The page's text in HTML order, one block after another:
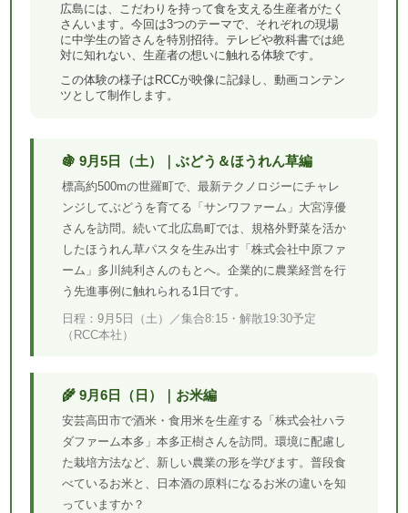
広島には、こだわりを持って食を支える生産者がたく
さんいます。今回は3つのテーマで、それぞれの現場
に中学生の皆さんを特別招待。テレビや教科書では絶
対に知れない、生産者の想いに触れる体験です。
この体験の様子はRCCが映像に記録し、動画コンテン
ツとして制作します。
🍇 9月5日（土）｜ぶどう＆ほうれん草編
標高約500mの世羅町で、最新テクノロジーにチャレ
ンジしてぶどうを育てる「サンワファーム」大宮淳優
さんを訪問。続いて北広島町では、規格外野菜を活か
したほうれん草パスタを生み出す「株式会社中原ファ
ーム」多川純利さんのもとへ。企業的に農業経営を行
う先進事例に触れられる1日です。
日程：9月5日（土）／集合8:15・解散19:30予定
（RCC本社）
🌾 9月6日（日）｜お米編
安芸高田市で酒米・食用米を生産する「株式会社ハラ
ダファーム本多」本多正樹さんを訪問。環境に配慮し
た栽培方法など、新しい農業の形を学びます。普段食
べているお米と、日本酒の原料になるお米の違いを知
っていますか？